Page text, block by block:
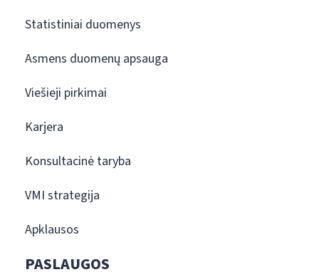
Statistiniai duomenys
Asmens duomenų apsauga
Viešieji pirkimai
Karjera
Konsultacinė taryba
VMI strategija
Apklausos
PASLAUGOS